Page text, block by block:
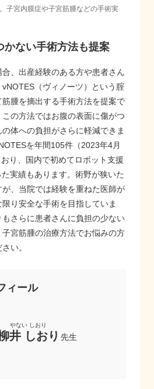
子宮内膜症や子宮筋腫などの手術実
かない手術方法も提案
、出産経験のある方や患者さん
（ヴィノーツ）という腟
腫を摘出する手術方法を提案で
の方法ではお腹の表面に傷がつ
体への負担がさらに軽減できま
を年間105件（2023年4月
り、国内で初めてロボット支援
実績もあります。術野が狭いた
、当院では経験を重ねた医師が
り安全な手術を目指していま
さらに患者さんに負担の少ない
宮筋腫の治療方法でお悩みの方
い。
ィール
井 しおり 先生